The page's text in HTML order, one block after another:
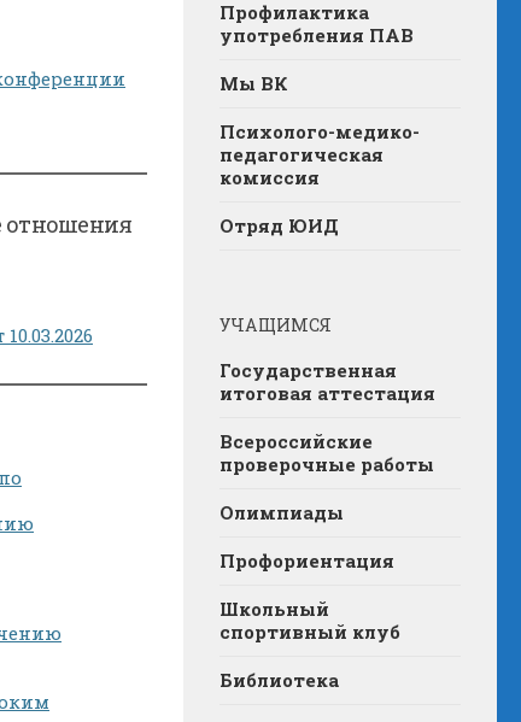
отношения
Профилактика
употребления ПАВ
Мы ВК
Психолого-медико-
педагогическая
комиссия
Отряд ЮИД
УЧАЩИМСЯ
Государственная
итоговая аттестация
Всероссийские
проверочные работы
Олимпиады
Профориентация
Школьный
спортивный клуб
Библиотека